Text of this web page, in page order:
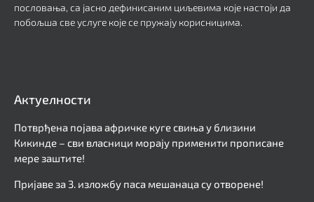
пословања, са јасно дефинисаним циљевима које настоји да
побољша све услуге које се пружају корисницима.
Актуелности
Потврђена појава афричке куге свиња у близини
Кикинде – сви власници морају применити прописане
мере заштите!
Пријаве за 3. изложбу паса мешанаца су отворене!